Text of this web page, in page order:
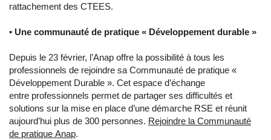
rattachement des CTEES.
• Une communauté de pratique « Développement durable »
Depuis le 23 février, l’Anap offre la possibilité à tous les
professionnels de rejoindre sa Communauté de pratique «
Développement Durable ». Cet espace d’échange
entre professionnels permet de partager ses difficultés et
solutions sur la mise en place d’une démarche RSE et réunit
aujourd’hui plus de 300 personnes. Rejoindre la Communauté
de pratique Anap.